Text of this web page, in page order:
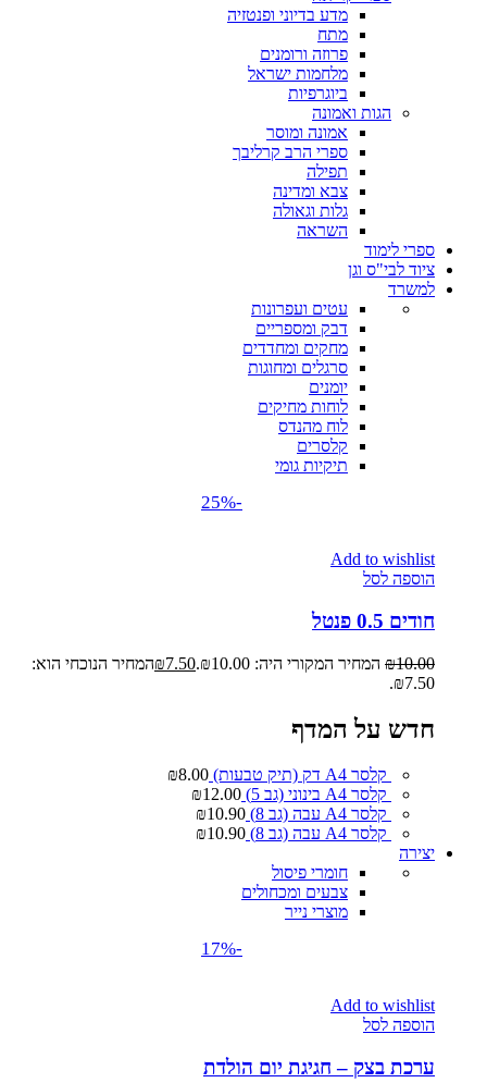
מדע בדיוני ופנטזיה
מתח
פרוזה ורומנים
מלחמות ישראל
ביוגרפיות
הגות ואמונה
אמונה ומוסר
ספרי הרב קרליבך
תפילה
צבא ומדינה
גלות וגאולה
השראה
ספרי לימוד
ציוד לבי"ס וגן
למשרד
עטים ועפרונות
דבק ומספריים
מחקים ומחדדים
סרגלים ומחוגות
יומנים
לוחות מחיקים
לוח מהנדס
קלסרים
תיקיות גומי
-25%
Add to wishlist
הוספה לסל
חודים 0.5 פנטל
₪10.00 המחיר המקורי היה: ₪10.00. ₪7.50
המחיר הנוכחי הוא:
₪7.50.
חדש על המדף
קלסר A4 דק (תיק טבעות) ₪8.00
קלסר A4 בינוני (גב 5)
₪12.00
קלסר A4 עבה (גב 8)
₪10.90
קלסר A4 עבה (גב 8)
₪10.90
יצירה
חומרי פיסול
צבעים ומכחולים
מוצרי נייר
-17%
Add to wishlist
הוספה לסל
ערכת בצק – חגיגת יום הולדת